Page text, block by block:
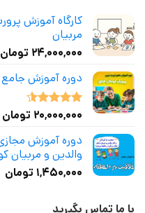
کارگاه آموزش
مربیان
۲۴,۰۰۰,۰۰۰ تومان
دوره آموزش
نمره4.50
۲۰,۰۰۰,۰۰۰ تومان
والدین و مربیان
۱,۴۵۰,۰۰۰ تومان
با ما تماس بگیرید